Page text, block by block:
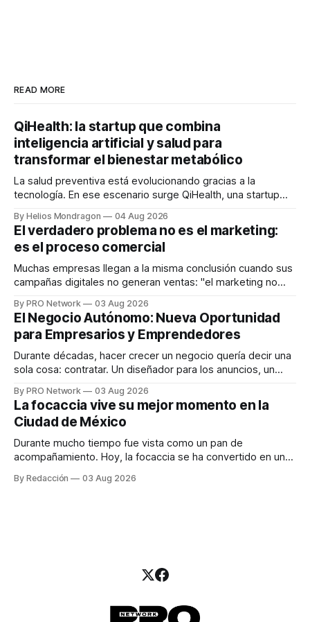
READ MORE
QiHealth: la startup que combina
inteligencia artificial y salud para
transformar el bienestar metabólico
La salud preventiva está evolucionando gracias a la
tecnología. En ese escenario surge QiHealth, una startup
dispositivos inteligentes, inteligencia artificial y monitoreo
en tiempo real para ayudar a las personas a tomar mejores
decisiones sobre su salud metabólica. Su propuesta busca
responder
By Helios Mondragon 04 Aug 2026
El verdadero problema no es el marketing:
es el proceso comercial
Muchas empresas llegan a la misma conclusión cuando sus
campañas digitales no generan ventas: "el marketing no
INTERIUS, el problema suele estar en otro lugar. Durante
una entrevista para el podcast SER PRO, el especialista en
marketing digital explicó que
By PRO Network 03 Aug 2026
El Negocio Autónomo: Nueva Oportunidad
para Empresarios y Emprendedores
Durante décadas, hacer crecer un negocio quería decir una
sola cosa: contratar. Un diseñador para los anuncios, un
para los textos, alguien que supiera de publicidad digital
para encontrar prospectos, un vendedor para atender
llamadas y mensajes, y —con suerte— una persona
By PRO Network 03 Aug 2026
La focaccia vive su mejor momento en la
Ciudad de México
Durante mucho tiempo fue vista como un pan de
acompañamiento. Hoy, la focaccia se ha convertido en uno
artesanal, ingredientes de calidad y experiencias que
By Redacción 03 Aug 2026